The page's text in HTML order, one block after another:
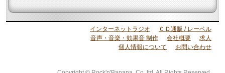
ビ
ゲ
インターネットラジオ
ＣＤ通販 / レーベル
音声・音楽・効果音 制作
会社概要
求人
個人情報について
お問い合わせ